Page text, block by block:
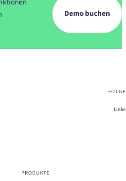
Demo buchen
PRODUKTE